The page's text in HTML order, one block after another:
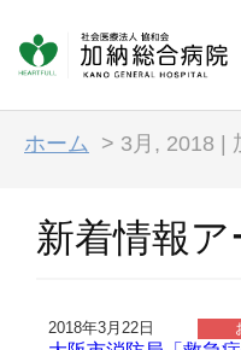
ホーム > 3月, 2018 |
新着情報
2018年3月22日